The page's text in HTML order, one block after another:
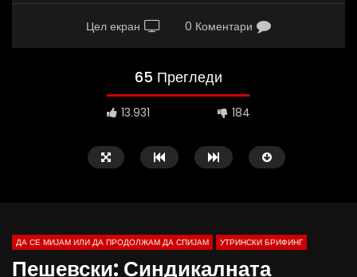
Цел екран 0 Коментари
65 Прегледи
13.931 184
ДА СЕ МИЈАМ ИЛИ ДА ПРОДОЛЖАМ ДА СПИЈАМ УТРИНСКИ БРИФИНГ
Пешевски: Синдикалната